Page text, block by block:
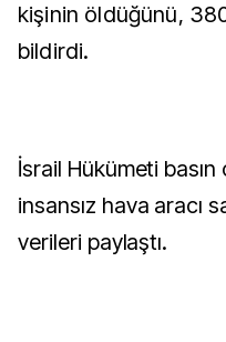
kişinin öldüğünü,
bildirdi.
İsrail Hükümeti basın
insansız hava aracı
verileri paylaştı.